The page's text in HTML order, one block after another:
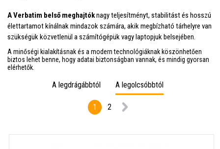
A Verbatim belső meghajtóknagy teljesítményt, stabilitást és hosszú
élettartamot kínálnak mindazok számára, akik megbízható tárhelyre van
szükségük közvetlenül a számítógépük vagy laptopjuk belsejében.
A minőségi kialakításnak és a modern technológiáknak köszönhetően
biztos lehet benne, hogy adatai biztonságban vannak, és mindig gyorsan
elérhetők.
A legdrágábbtól A legolcsóbbtól
1 2